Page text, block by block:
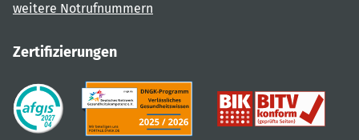
weitere Notrufnummern
Zertifizierungen